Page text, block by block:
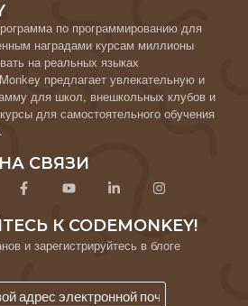
по программированию для
наградами курсам миллионы
на реальных языках
предлагает увлекательную и
для школ, внешкольных клубов и
для самостоятельного обучения
СВЯЗИ
К CODEMONKEY!
и зарегистрируйтесь в блоге